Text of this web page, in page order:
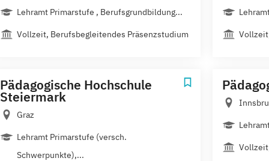
Lehramt Primarstufe , Berufsgrundbildung...
Vollzeit, Berufsbegleitendes Präsenzstudium
Pädagogische Hochschule
Steiermark
Graz
Lehramt Primarstufe (versch.
Schwerpunkte),...